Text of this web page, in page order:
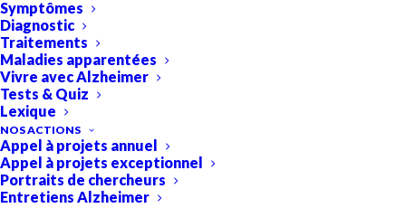
Symptômes
Diagnostic
Traitements
Maladies apparentées
Vivre avec Alzheimer
Tests & Quiz
Lexique
NOS ACTIONS
Appel à projets annuel
Appel à projets exceptionnel
Portraits de chercheurs
Entretiens Alzheimer
protéinopathies TDP-43
Evénements Recherche & Alzheimer